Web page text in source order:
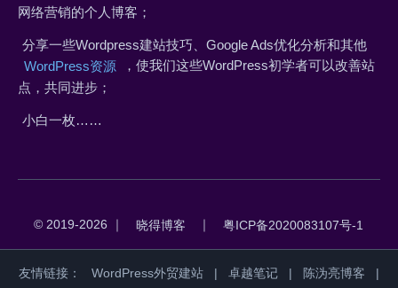
网络营销的个人博客；
分享一些Wordpress建站技巧、Google Ads优化分析和其他
WordPress资源
，使我们这些WordPress初学者可以改善站
点，共同进步；
小白一枚……
© 2019-2026 ｜ 晓得博客 粤ICP备2020083107号-1
友情链接： WordPress外贸建站 | 卓越笔记 | 陈沩亮博客
|